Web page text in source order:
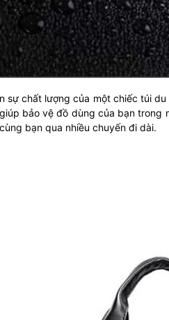
chất lượng của một chiếc túi
bảo vệ đồ dùng của bạn
bạn qua nhiều chuyến đi dài.